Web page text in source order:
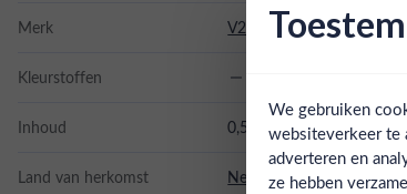
Merk V2C
Kleurstoffen
Inhoud 0,5L
Land van herkomst Nederland
We gebruiken
websiteverkeer te
adverteren en
ze hebben